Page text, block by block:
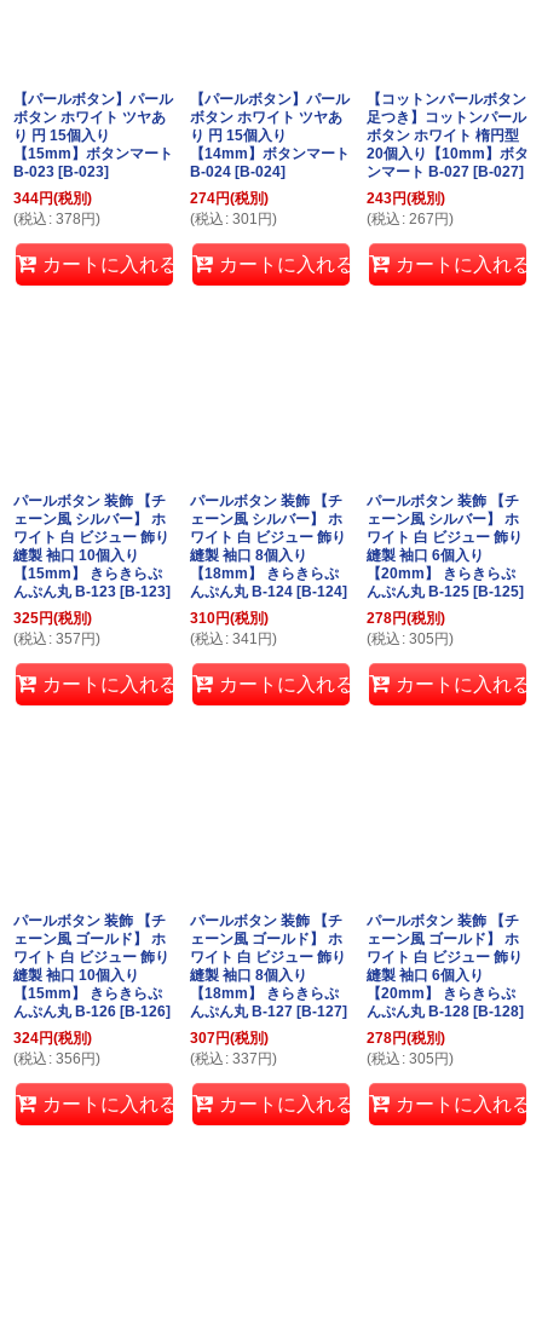
【パールボタン】パール
ボタン ホワイト ツヤあ
り 円 15個入り
【15mm】ボタンマート
B-023 [B-023]
344円(税別)
(税込 : 378 円)
カートに入れる
【パールボタン】パール
ボタン ホワイト ツヤあ
り 円 15個入り
【14mm】ボタンマート
B-024 [B-024]
274円(税別)
(税込 : 301 円)
カートに入れる
【コットンパールボタン
足つき】コットンパール
ボタン ホワイト 楕円型
20個入り【10mm】ボタ
ンマート B-027 [B-027]
243円(税別)
(税込 : 267 円)
カートに入れる
パールボタン 装飾 【チ
ェーン風 シルバー】 ホ
ワイト 白 ビジュー 飾り
縫製 袖口 10個入り
【15mm】 きらきらぷ
んぷん丸 B-123 [B-123]
325円(税別)
(税込 : 357 円)
カートに入れる
パールボタン 装飾 【チ
ェーン風 シルバー】 ホ
ワイト 白 ビジュー 飾り
縫製 袖口 8個入り
【18mm】 きらきらぷ
んぷん丸 B-124 [B-124]
310円(税別)
(税込 : 341 円)
カートに入れる
パールボタン 装飾 【チ
ェーン風 シルバー】 ホ
ワイト 白 ビジュー 飾り
縫製 袖口 6個入り
【20mm】 きらきらぷ
んぷん丸 B-125 [B-125]
278円(税別)
(税込 : 305 円)
カートに入れる
パールボタン 装飾 【チ
ェーン風 ゴールド】 ホ
ワイト 白 ビジュー 飾り
縫製 袖口 10個入り
【15mm】 きらきらぷ
んぷん丸 B-126 [B-126]
324円(税別)
(税込 : 356 円)
カートに入れる
パールボタン 装飾 【チ
ェーン風 ゴールド】 ホ
ワイト 白 ビジュー 飾り
縫製 袖口 8個入り
【18mm】 きらきらぷ
んぷん丸 B-127 [B-127]
307円(税別)
(税込 : 337 円)
カートに入れる
パールボタン 装飾 【チ
ェーン風 ゴールド】 ホ
ワイト 白 ビジュー 飾り
縫製 袖口 6個入り
【20mm】 きらきらぷ
んぷん丸 B-128 [B-128]
278円(税別)
(税込 : 305 円)
カートに入れる